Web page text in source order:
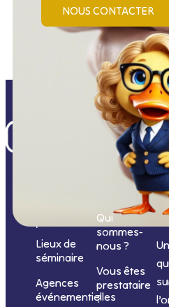
NOUS CONTACTER
prestations
Lieux de
séminaire
Agences
événementielles
Informations
Qui
sommes-
nous ?
Vous êtes
prestataire
?